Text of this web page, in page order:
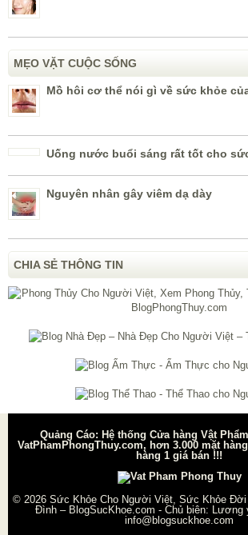
MẸO VẶT CUỘC SỐNG
Mồ hôi cơ thể nói gì về sức khỏe
Uống nước buổi sáng rất tốt cho
Nguyên nhân gây viêm dạ dày
CHIA SẺ THÔNG TIN
Quảng Cáo: Hệ thống Cửa hàng Vật
VatPhamPhongThuy.com, hơn 3.000 mặt
hàng 1 giá bán !!!
© 2026 Sức Khỏe Cho Người Việt, Sức Khỏe
Đình – BlogSucKhoe.com - Chủ biên: Lương
info@blogsuckhoe.com